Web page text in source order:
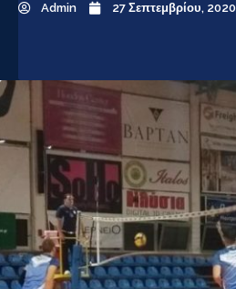
Admin 27 Σεπτεμβρίου, 2020